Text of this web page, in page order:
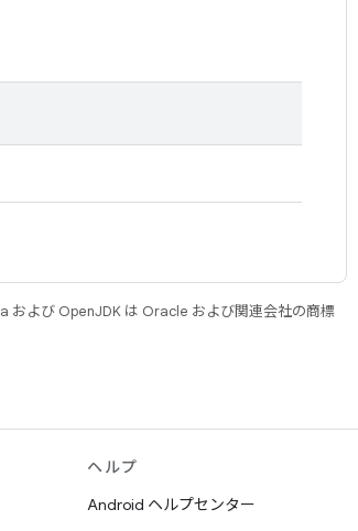
および OpenJDK は Oracle および関連会社の商標
ヘルプ
Android ヘルプセンター